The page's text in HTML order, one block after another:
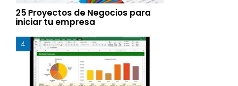
25 Proyectos de Negocios para
iniciar tu empresa